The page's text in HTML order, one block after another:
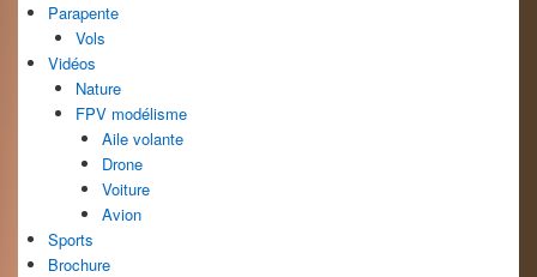
Parapente
Vols
Vidéos
Nature
FPV modélisme
Aile volante
Drone
Voiture
Avion
Sports
Brochure